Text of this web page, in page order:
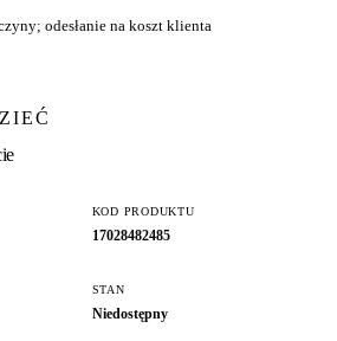
odesłanie na koszt klienta
KOD PRODUKTU
17028482485
STAN
Niedostępny